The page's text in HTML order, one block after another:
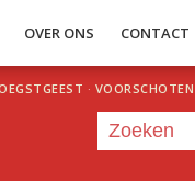
OVER ONS CONTACT
· VOORSCHOTEN